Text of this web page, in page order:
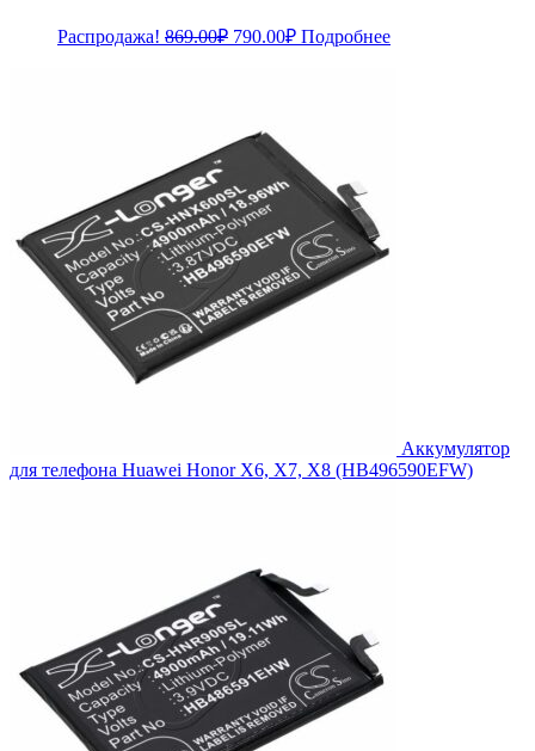
Распродажа! 869.00₽ Первоначальная
790.00₽Текущая
цена:
Подробнее
Аккумулятор
для телефона Huawei Honor X6, X7, X8 (HB496590EFW)